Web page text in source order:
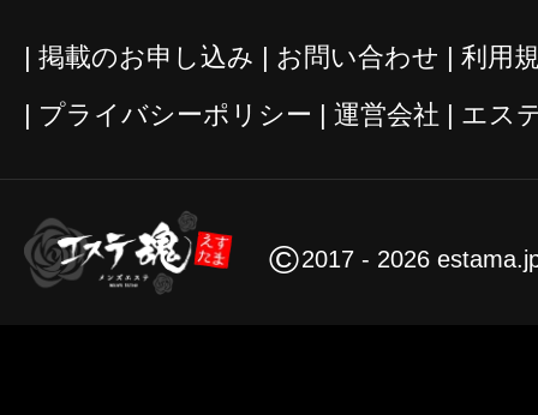
掲載のお申し込み お問い合わせ
利用
プライバシーポリシー
運営会社 エス
©2017 - 2026